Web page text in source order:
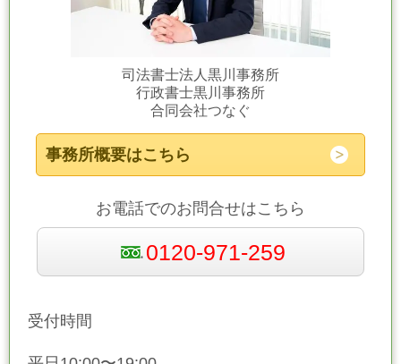
司法書士法人黒川事務所
行政書士黒川事務所
合同会社つなぐ
事務所概要はこちら
お電話でのお問合せはこちら
0120-971-259
受付時間